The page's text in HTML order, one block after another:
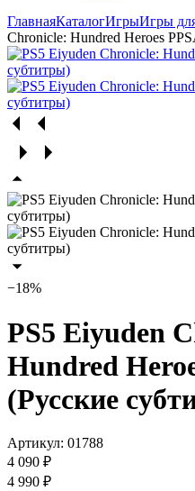
ГлавнаяКаталогИгрыИгры
Chronicle: Hundred Heroes
−18%
PS5 Eiyuden
Hundred
(Русские
Артикул: 01788
4 090 ₽
4 990 ₽